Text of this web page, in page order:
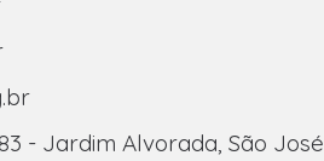
- Jardim Alvorada, São José